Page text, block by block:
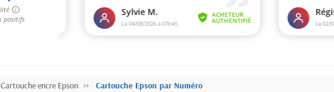
Cartouche encre Epson Cartouche Epson par Numéro